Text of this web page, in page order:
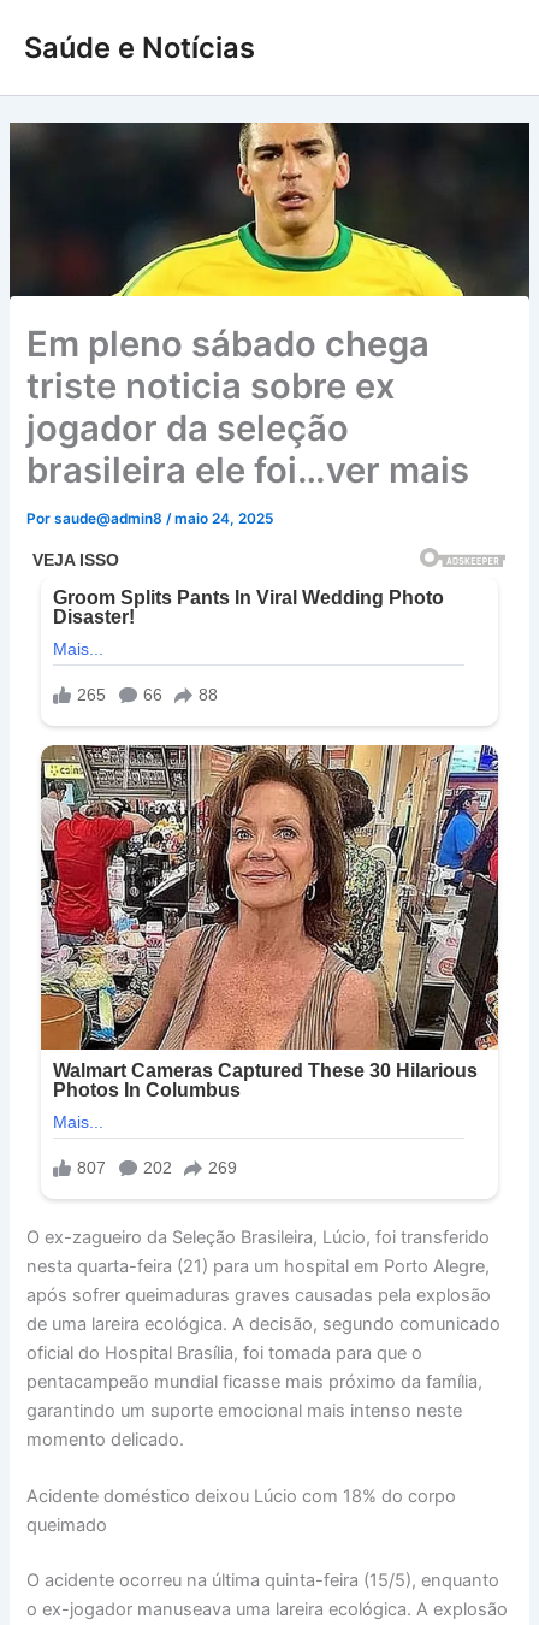
para
conteúdo
Saúde e Notícias
Em pleno sábado chega
triste noticia sobre ex
jogador da seleção
brasileira ele foi…ver mais
Porsaude@admin8/maio 24, 2025
O ex-zagueiro da Seleção Brasileira, Lúcio, foi transferido
nesta quarta-feira (21) para um hospital em Porto Alegre,
após sofrer queimaduras graves causadas pela explosão
de uma lareira ecológica. A decisão, segundo comunicado
oficial do Hospital Brasília, foi tomada para que o
pentacampeão mundial ficasse mais próximo da família,
garantindo um suporte emocional mais intenso neste
momento delicado.
Acidente doméstico deixou Lúcio com 18% do corpo
queimado
O acidente ocorreu na última quinta-feira (15/5), enquanto
o ex-jogador manuseava uma lareira ecológica. A explosão